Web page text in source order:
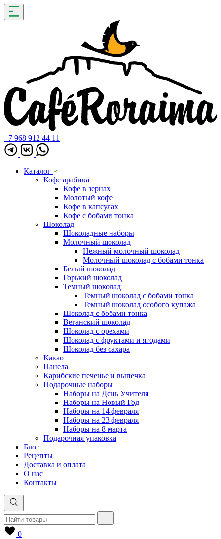
+7 968 912 44 11
Каталог
Кофе арабика
Кофе в зернах
Молотый кофе
Кофе в капсулах
Кофе с бобами тонка
Шоколад
Шоколадные наборы
Молочный шоколад
Нежный молочный шоколад
Молочный шоколад с бобами тонка
Белый шоколад
Горький шоколад
Темный шоколад
Темный шоколад с бобами тонка
Темный шоколад особого купажа
Шоколад с бобами тонка
Веганский шоколад
Шоколад с орехами
Шоколад с фруктами и ягодами
Шоколад без сахара
Какао
Панела
Карибские печенье и выпечка
Подарочные наборы
Наборы на День Учителя
Наборы на Новый Год
Наборы на 14 февраля
Наборы на 23 февраля
Наборы на 8 марта
Подарочная упаковка
Блог
Рецепты
Доставка и оплата
О нас
Контакты
0